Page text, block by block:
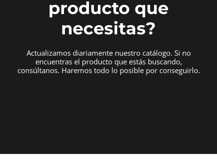
producto que
necesitas?
Actualizamos diariamente nuestro catálogo. Si no
encuentras el producto que estás buscando,
consúltanos. Haremos todo lo posible por conseguirlo.